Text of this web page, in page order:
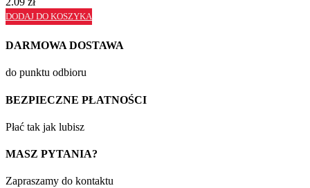
DODAJ DO KOSZYKA
DARMOWA DOSTAWA
do punktu odbioru
BEZPIECZNE PŁATNOŚCI
Płać tak jak lubisz
MASZ PYTANIA?
Zapraszamy do kontaktu